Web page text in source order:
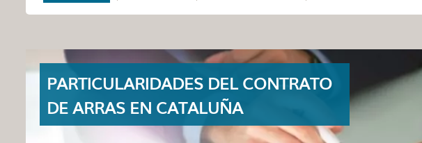
PARTICULARIDADES DEL CONTRATO
DE ARRAS EN CATALUÑA